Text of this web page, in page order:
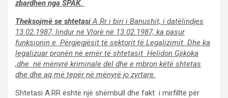
zbardhen nga SPAK.
Theksojmë se shtetasiA.Rr i biri i Banushit, i datëlindjes
13.02.1987, lindur në Vlorë në 13.02.1987, ka pasur
funksionin e Përgjegjësit të sektorit të Legalizimit. Dhe ka
legalizuar pronën në emër të shtetasit Helidon Gjikoka
,dhe në mënyrë kriminale del dhe e mbron këtë shtetas
dhe dhe aq më tepër në mënyrë jo zyrtare.
Shtetasi A.RR është një shëmbull dhe fakt i mirfilltë për